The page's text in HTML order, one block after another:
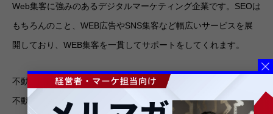
Web集客に強みのあるデジタルマーケティング企業です。SEOは
もちろんのこと、WEB広告やSNS集客など幅広いサービスを展
開しており、WEB集客を一貫してサポートをしてくれます。
不動産向けのWEB集客も対応可能なので、集客で苦戦している
不動産会社にはぴったりでしょう。気になった方は、ぜひ吉和の